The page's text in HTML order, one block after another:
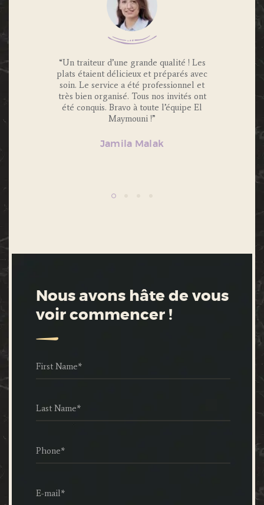
invités
“Un traiteur d’une grande qualité ! Les
plats étaient délicieux et préparés avec
soin. Le service a été professionnel et
très bien organisé. Tous nos invités ont
été conquis. Bravo à toute l’équipe El
Maymouni !”
Jamila Malak
“Nous
Nous avons hâte de vous
voir commencer !